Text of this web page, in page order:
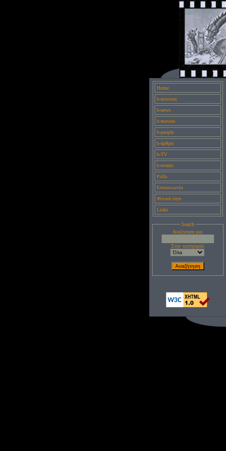
Home
b-mission
b-news
b-movies
b-people
b-άρθρα
b-TV
b-events
Polls
Επικοινωνία
Φιλικά sites
Links
Search
Αναζητηση για:
Στην κατηγορία: